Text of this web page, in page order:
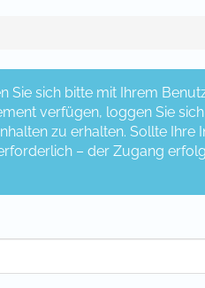
Sie sich bitte mit Ihrem
verfügen, loggen Sie
zu erhalten. Sollte Ihre
– der Zugang